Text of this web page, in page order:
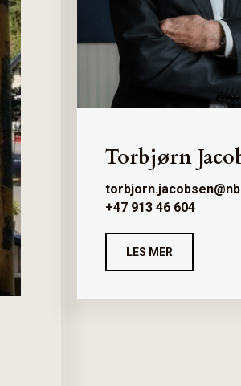
Torbjørn
+47 913 46 604
LES MER